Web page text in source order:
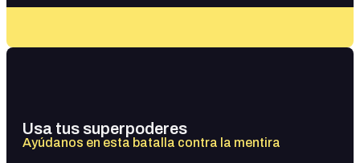
Usa tus superpoderes
Ayúdanos en esta batalla contra la mentira